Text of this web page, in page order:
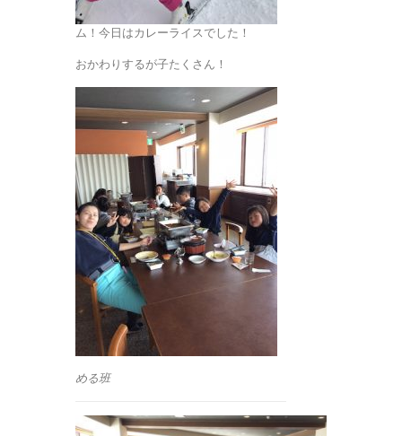
ム！今日はカレーライスでした！
おかわりするが子たくさん！
める班